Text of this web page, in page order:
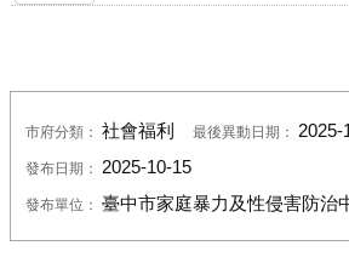
市府分類： 社會福利 最後異動日期： 2025-
發布日期： 2025-10-15
發布單位： 臺中市家庭暴力及性侵害防治